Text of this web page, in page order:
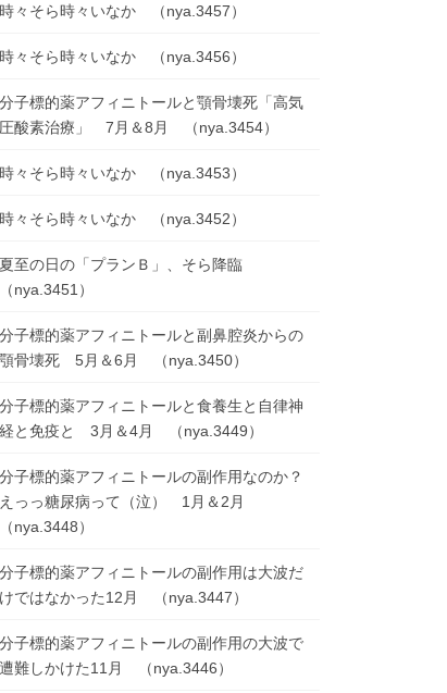
時々そら時々いなか （nya.3457）
時々そら時々いなか （nya.3456）
分子標的薬アフィニトールと顎骨壊死「高気
圧酸素治療」 7月＆8月 （nya.3454）
時々そら時々いなか （nya.3453）
時々そら時々いなか （nya.3452）
夏至の日の「プランＢ」、そら降臨
（nya.3451）
分子標的薬アフィニトールと副鼻腔炎からの
顎骨壊死 5月＆6月 （nya.3450）
分子標的薬アフィニトールと食養生と自律神
経と免疫と 3月＆4月 （nya.3449）
分子標的薬アフィニトールの副作用なのか？
えっっ糖尿病って（泣） 1月＆2月
（nya.3448）
分子標的薬アフィニトールの副作用は大波だ
けではなかった12月 （nya.3447）
分子標的薬アフィニトールの副作用の大波で
遭難しかけた11月 （nya.3446）